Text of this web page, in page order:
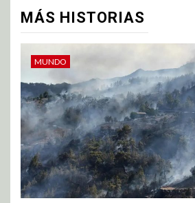
MÁS HISTORIAS
MUNDO